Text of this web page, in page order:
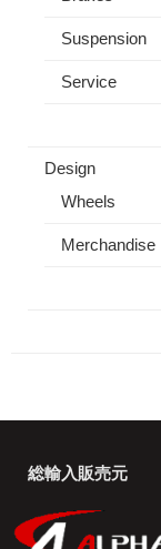
Suspension
Service
Design
Wheels
Merchandise
総輸入販売元